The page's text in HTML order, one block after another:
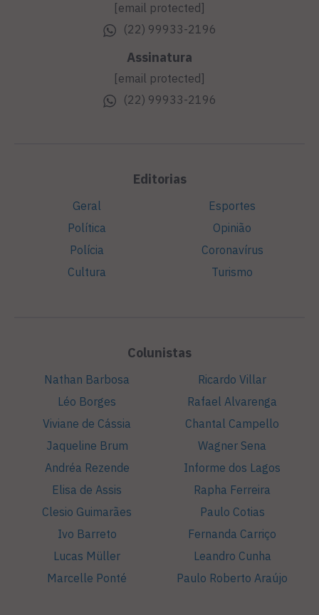
[email protected]
(22) 99933-2196
Assinatura
[email protected]
(22) 99933-2196
Editorias
Geral
Política
Polícia
Cultura
Esportes
Opinião
Coronavírus
Turismo
Colunistas
Nathan Barbosa
Léo Borges
Viviane de Cássia
Jaqueline Brum
Andréa Rezende
Elisa de Assis
Clesio Guimarães
Ivo Barreto
Lucas Müller
Marcelle Ponté
Ricardo Villar
Rafael Alvarenga
Chantal Campello
Wagner Sena
Informe dos Lagos
Rapha Ferreira
Paulo Cotias
Fernanda Carriço
Leandro Cunha
Paulo Roberto Araújo